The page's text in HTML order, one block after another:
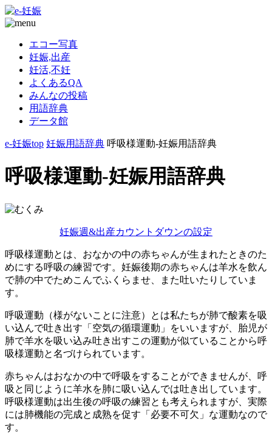
エコー写真
妊娠,出産
妊活,不妊
よくあるQA
みんなの投稿
用語辞典
データ館
e-妊娠top 妊娠用語辞典 呼吸様運動-妊娠用語辞典
呼吸様運動-妊娠用語辞典
妊娠週&出産カウントダウンの設定
呼吸様運動とは、おなかの中の赤ちゃんが生まれたときのた
めにする呼吸の練習です。妊娠後期の赤ちゃんは羊水を飲ん
で肺の中でためこんでふくらませ、また吐いたりしていま
す。
呼吸運動（様がないことに注意）とは私たちが肺で酸素を吸
い込んで吐き出す「空気の循環運動」をいいますが、胎児が
肺で羊水を吸い込み吐き出すこの運動が似ていることから呼
吸様運動と名づけられています。
赤ちゃんはおなかの中で呼吸をすることができませんが、呼
吸と同じように羊水を肺に吸い込んでは吐き出しています。
呼吸様運動は出生後の呼吸の練習とも考えられますが、実際
には肺機能の完成と成熟を促す「必要不可欠」な運動なので
す。